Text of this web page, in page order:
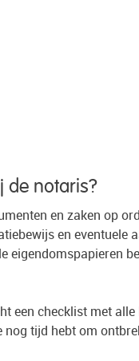
de notaris?
en zaken op
en eventuele
eigendomspapieren
een checklist met
tijd hebt om